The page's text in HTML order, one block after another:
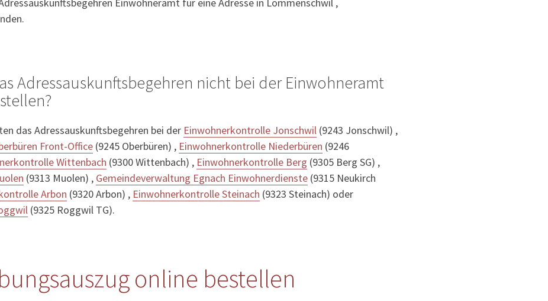
Adressauskunftsbegehren nicht bei der Einwohneramt
das Adressauskunftsbegehren bei der Einwohnerkontrolle Jonschwil (9243 Jonschwil) ,
Front-Office (9245 Oberbüren) , Einwohnerkontrolle Niederbüren (9246
Wittenbach (9300 Wittenbach) , Einwohnerkontrolle Berg (9305 Berg SG) ,
(9313 Muolen) , Gemeindeverwaltung Egnach Einwohnerdienste (9315 Neukirch
Arbon (9320 Arbon) , Einwohnerkontrolle Steinach (9323 Steinach) oder
(9325 Roggwil TG).
online bestellen